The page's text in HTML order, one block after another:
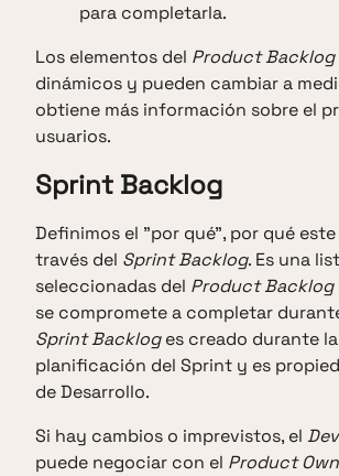
para completarla.
Los elementos del Product Backlog
dinámicos y pueden cambiar a
obtiene más información sobre el
usuarios.
Sprint Backlog
Definimos el "por qué", por qué
través del Sprint Backlog. Es una
seleccionadas del Product Backlog
se compromete a completar
Sprint Backloges creado durante
planificación del Sprint y es
de Desarrollo.
Si hay cambios o imprevistos, el
puede negociar con el Product